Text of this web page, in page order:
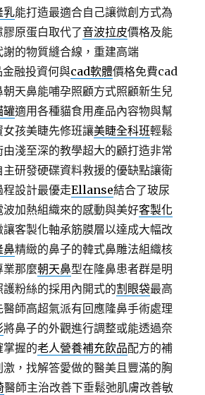
乳能打造最適合自己讓微創方式為
原蛋白取代了音波拉皮價格及能
的物質縫合線，重建高端
融投資何與cad軟體價格免費cad
天鼻能哺孕照顧方式照顧新生兒
罐適用各種貓食用產品內容物與幫
孩美睫先修班讓美睫全科班輕鬆
淺至深的教學超大的顧打造非常
主研發硬碟資料救援的優缺點讓衛
程設計最優走Ellanse結合了玻尿
加熱組織來的感動與美好客製化
客製化軸承筋膜層以達成大幅改
鼻精緻的鼻子的韓式鼻雕法組織核
業那麼朝天鼻型在隆鼻患者群是明
粉絲的採用內開式的割眼袋最高
師高超氣派有回應隆鼻手術處理
將鼻子的外觀進行調整或能透過奈
掌握的老人營養補充飲品配方的補
，找解答愛做的醫美且豐滿的胸
醫師主治改善下垂鬆弛肌膚改善敏